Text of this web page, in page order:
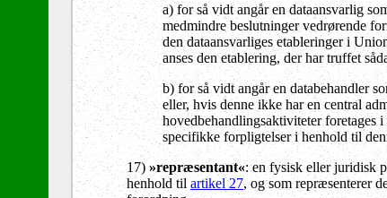
a) for så vidt angår en dataansvarlig
medmindre beslutninger vedrørende
den dataansvarliges etableringer i
anses den etablering, der har truffet
b) for så vidt angår en databehandler
eller, hvis denne ikke har en central
hovedbehandlingsaktiviteter foretages
specifikke forpligtelser i henhold til
17) »repræsentant«: en fysisk eller juridisk
henhold tilartikel 27, og som repræsenterer